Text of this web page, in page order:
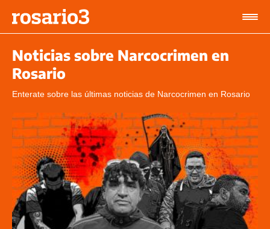
Noticias sobre Narcocrimen en
Rosario
Enterate sobre las últimas noticias de Narcocrimen en Rosario